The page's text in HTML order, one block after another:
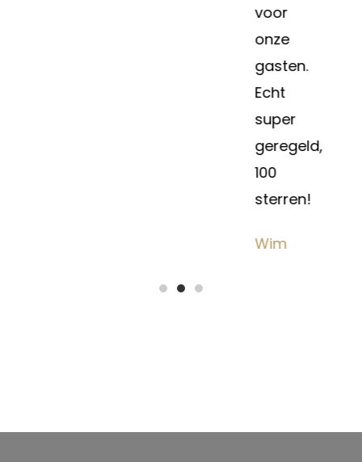
voor
onze
gasten.
Echt
super
geregeld,
100
sterren!
Wim